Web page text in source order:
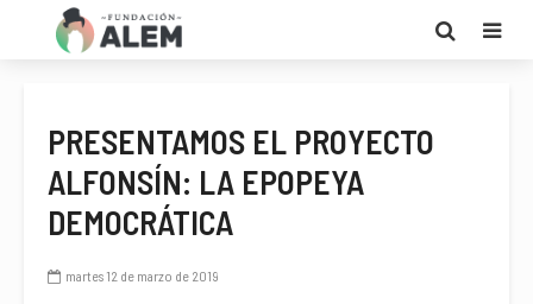
PRESENTAMOS EL PROYECTO
ALFONSÍN: LA EPOPEYA
DEMOCRÁTICA
martes 12 de marzo de 2019